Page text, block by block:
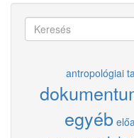
Keresés
antropológiai
egyéb